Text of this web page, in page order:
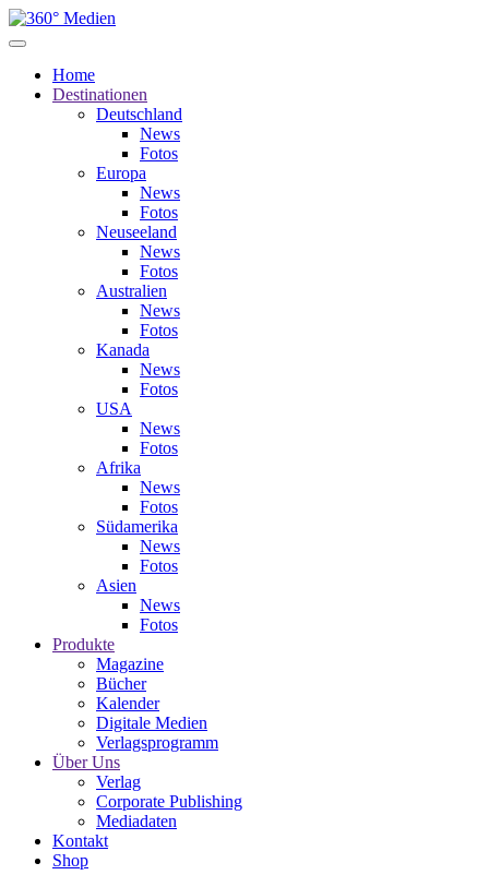
Home
Destinationen
Deutschland
News
Fotos
Europa
News
Fotos
Neuseeland
News
Fotos
Australien
News
Fotos
Kanada
News
Fotos
USA
News
Fotos
Afrika
News
Fotos
Südamerika
News
Fotos
Asien
News
Fotos
Produkte
Magazine
Bücher
Kalender
Digitale Medien
Verlagsprogramm
Über Uns
Verlag
Corporate Publishing
Mediadaten
Kontakt
Shop